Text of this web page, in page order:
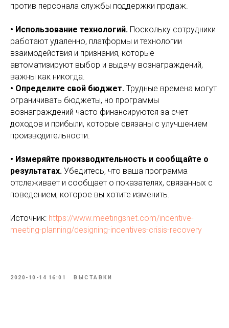
против персонала службы поддержки продаж.
• Использование технологий. Поскольку сотрудники
работают удаленно, платформы и технологии
взаимодействия и признания, которые
автоматизируют выбор и выдачу вознаграждений,
важны как никогда.
• Определите свой бюджет. Трудные времена могут
ограничивать бюджеты, но программы
вознаграждений часто финансируются за счет
доходов и прибыли, которые связаны с улучшением
производительности.
• Измеряйте производительность и сообщайте о
результатах. Убедитесь, что ваша программа
отслеживает и сообщает о показателях, связанных с
поведением, которое вы хотите изменить.
Источник: https://www.meetingsnet.com/incentive-
meeting-planning/designing-incentives-crisis-recovery
2020-10-14 16:01 ВЫСТАВКИ